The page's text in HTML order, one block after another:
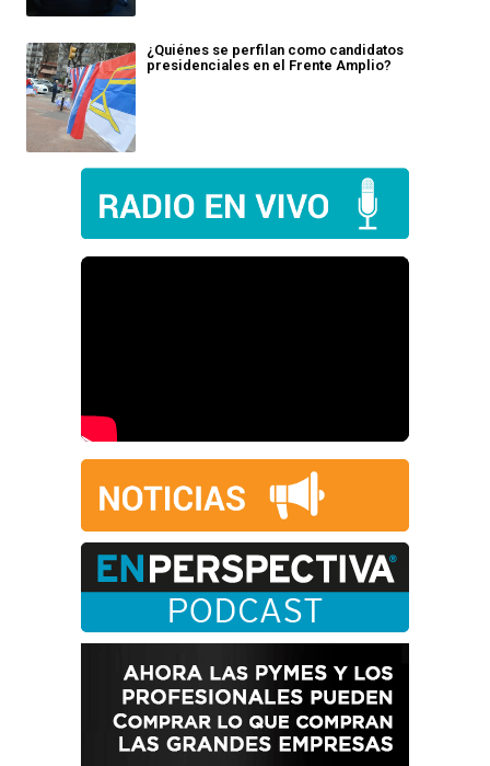
¿Quiénes se perfilan como candidatos
presidenciales en el Frente Amplio?